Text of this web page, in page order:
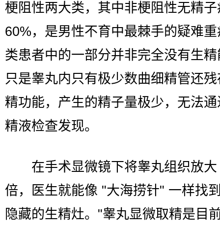
梗阻性两大类，其中非梗阻性无精
60%，是男性不育中最棘手的疑难
类患者中的一部分并非完全没有生
只是睾丸内只有极少数曲细精管还
精功能，产生的精子量极少，无法
精液检查发现。
在手术显微镜下将睾丸组织放大
倍，医生就能像 "大海捞针" 一样找
隐藏的生精灶。"睾丸显微取精是目